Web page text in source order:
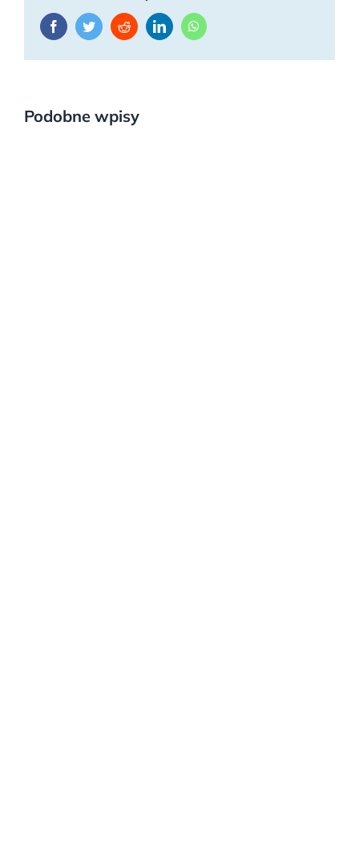
FacebookTwitterRedditLinkedInWhatsApp
Podobne wpisy